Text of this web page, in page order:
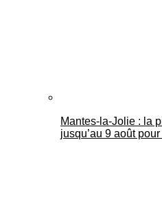
Mantes-la-Jolie : la
jusqu’au 9 août